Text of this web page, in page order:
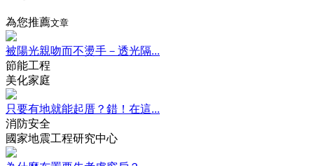
為您推薦文章
被陽光親吻而不燙手－透光隔...
節能工程
美化家庭
只要有地就能起厝？錯！在這...
消防安全
國家地震工程研究中心